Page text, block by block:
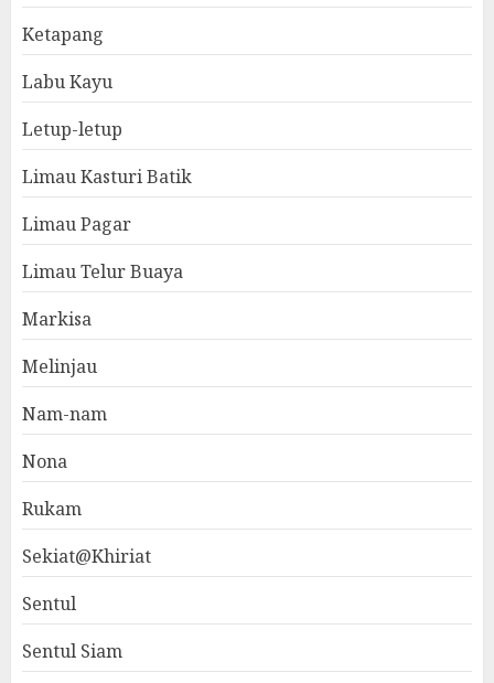
Ketapang
Labu Kayu
Letup-letup
Limau Kasturi Batik
Limau Pagar
Limau Telur Buaya
Markisa
Melinjau
Nam-nam
Nona
Rukam
Sekiat@Khiriat
Sentul
Sentul Siam